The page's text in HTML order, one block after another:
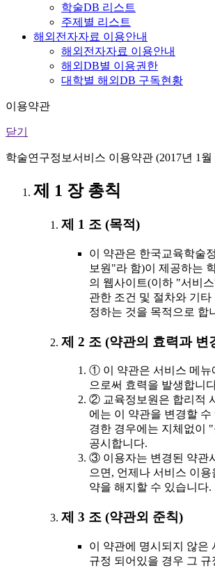
학술DB 리스트
주제별 리스트
해외전자자료 이용안내
해외전자자료 이용안내
해외DB별 이용권한
대학별 해외DB 구독현황
이용약관
닫기
학술연구정보서비스 이용약관 (2017년 1
제 1 장 총칙
제 1 조 (목적)
이 약관은 한국교육학술
보원"라 함)이 제공하는
의 웹사이트(이하 "서비
관한 조건 및 절차와 기
정하는 것을 목적으로 합
제 2 조 (약관의 효력과 변
① 이 약관은 서비스 메뉴
으로써 효력을 발생합니
② 교육정보원은 합리적
에는 이 약관을 변경할 수
경한 경우에는 지체없이
공시합니다.
③ 이용자는 변경된 약관
으면, 언제나 서비스 이용
약을 해지할 수 있습니다.
제 3 조 (약관외 준칙)
이 약관에 명시되지 않은
규정 되어있을 경우 그 규